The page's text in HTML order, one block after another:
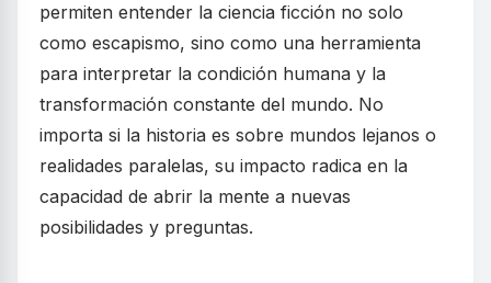
permiten entender la ciencia ficción no solo
como escapismo, sino como una herramienta
para interpretar la condición humana y la
transformación constante del mundo. No
importa si la historia es sobre mundos lejanos o
realidades paralelas, su impacto radica en la
capacidad de abrir la mente a nuevas
posibilidades y preguntas.